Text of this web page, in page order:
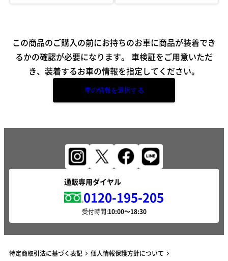
この商品のご購入の前にお持ちのお車に商品が装着でき
るかの確認が必要になります。 車検証をご用意いただ
き、装着するお車の情報を指定してください。
車の情報を選択する
通販専用ダイヤル
0120-195-205
受付時間:
特定商取引法に基づく表記 個人情報保護方針について